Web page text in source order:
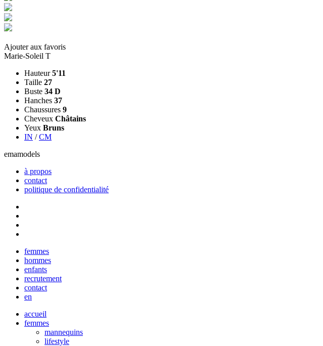
Ajouter aux favoris
Marie-Soleil T
Hauteur 5'11
Taille 27
Buste 34 D
Hanches 37
Chaussures 9
Cheveux Châtains
Yeux Bruns
IN /CM
emamodels
à propos
contact
politique de confidentialité
Close
Menu
femmes
hommes
enfants
recrutement
contact
en
accueil
femmes
mannequins
lifestyle